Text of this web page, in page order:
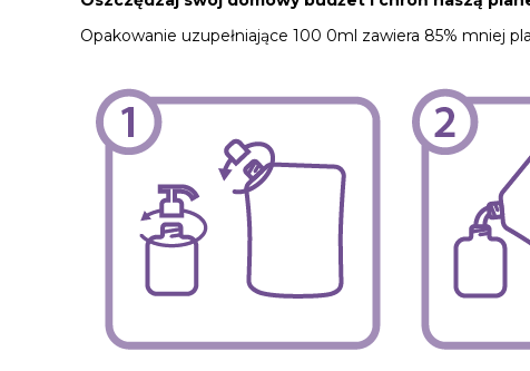
Opakowanie uzupełniające 100 0ml zawiera 85% mniej